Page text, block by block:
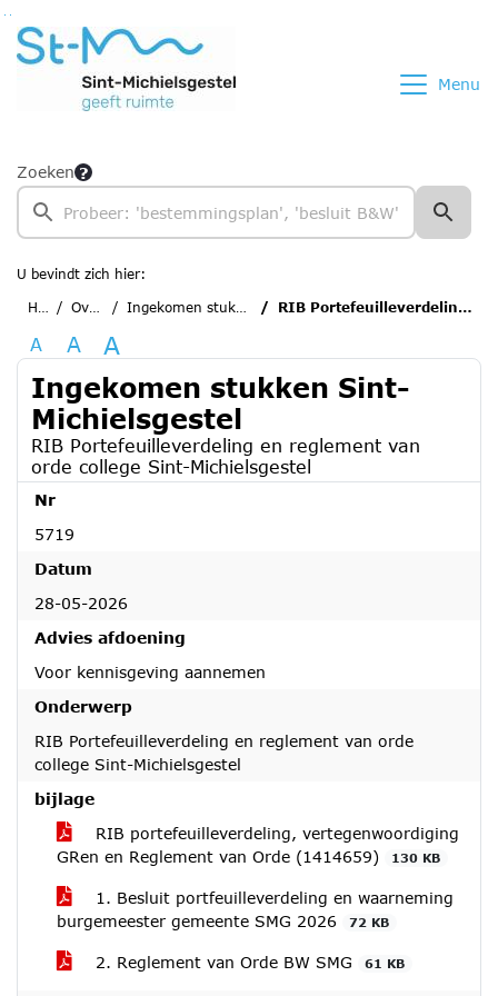
Ga naar de inhoud van deze pagina
Ga naar het zoeken
Ga naar het menu
Menu
Zoeken
U bevindt zich hier:
Home
Overzichten Ingekomen stukken Sint-Michielsgestel RIB Portefeuilleverdeling en reglement van orde college Sint-Michielsgestel
A A A
Ingekomen stukken Sint-
Michielsgestel
RIB Portefeuilleverdeling en reglement van
orde college Sint-Michielsgestel
Nr
5719
Datum
28-05-2026
Advies afdoening
Voor kennisgeving aannemen
Onderwerp
RIB Portefeuilleverdeling en reglement van orde
college Sint-Michielsgestel
bijlage
RIB portefeuilleverdeling, vertegenwoordiging
GRen en Reglement van Orde (1414659)
130 KB
1. Besluit portfeuilleverdeling en waarneming
burgemeester gemeente SMG 2026
72 KB
2. Reglement van Orde BW SMG 61 KB